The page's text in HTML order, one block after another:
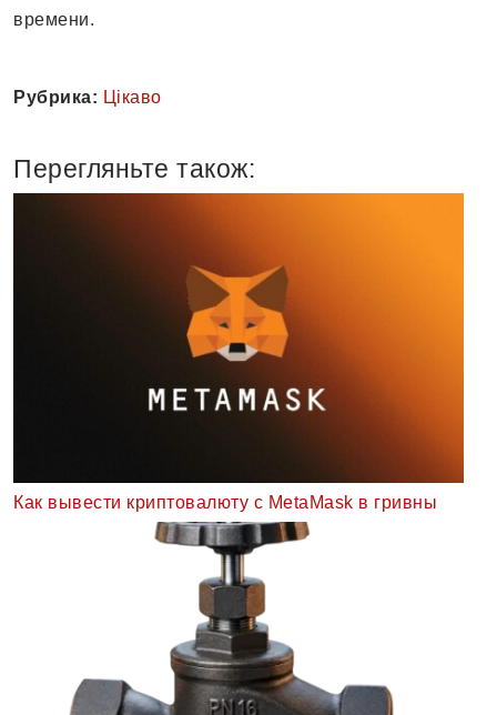
времени.
Рубрика: Цікаво
Перегляньте також:
Как вывести криптовалюту с MetaMask в гривны